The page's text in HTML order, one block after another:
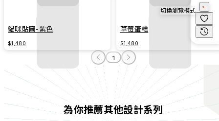
貓咪貼圖-紫色
$1,480
草莓蛋糕
$1,480
1
為你推薦其他設計系列
切換瀏覽模式